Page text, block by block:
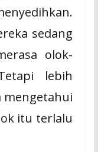
sedang
olok-
lebih
mengetahui
itu terlalu